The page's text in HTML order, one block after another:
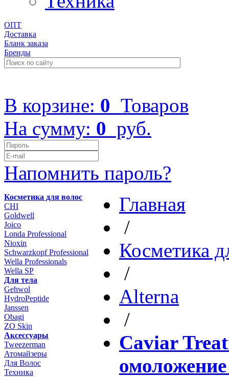
ОПТ
Доставка
Бланк заказа
Бренды
В корзине: 0 Товаров
На сумму: 0 руб.
Напомнить пароль?
Косметика для волос
CHI
Goldwell
Joico
Londa Professional
Nioxin
Schwarzkopf Professional
Wella Professionals
Wella SP
Для тела
Gehwol
HydroPeptide
Janssen
Obagi
ZO Skin
Aксессуары
Tweezerman
Атомайзеры
Для Волос
Техника
Главная
/
Косметика
/
Altеrna
/
Caviar